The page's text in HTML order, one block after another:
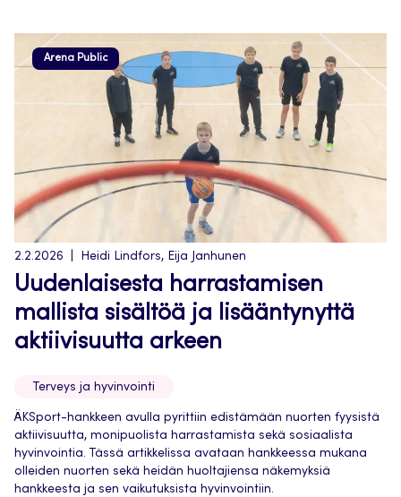
Arena Public
2.2.2026 Heidi Lindfors, Eija Janhunen
Uudenlaisesta harrastamisen
mallista sisältöä ja lisääntynyttä
aktiivisuutta arkeen
Terveys ja hyvinvointi
ÄKSport-hankkeen avulla pyrittiin edistämään nuorten fyysistä
aktiivisuutta, monipuolista harrastamista sekä sosiaalista
hyvinvointia. Tässä artikkelissa avataan hankkeessa mukana
olleiden nuorten sekä heidän huoltajiensa näkemyksiä
hankkeesta ja sen vaikutuksista hyvinvointiin.